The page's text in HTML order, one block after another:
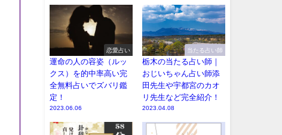
恋愛占い
運命の人の容姿（ルッ
クス）を的中率高い完
全無料占いでズバリ鑑
定！
2023.06.06
当たる占い師
栃木の当たる占い師｜
おじいちゃん占い師添
田先生や宇都宮のカオ
リ先生など完全紹介！
2023.04.08